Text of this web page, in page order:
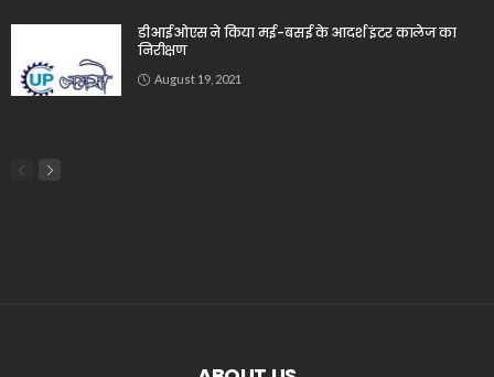
डीआईओएस ने किया मई-बसई के आदर्श इंटर कालेज का
निरीक्षण
August 19, 2021